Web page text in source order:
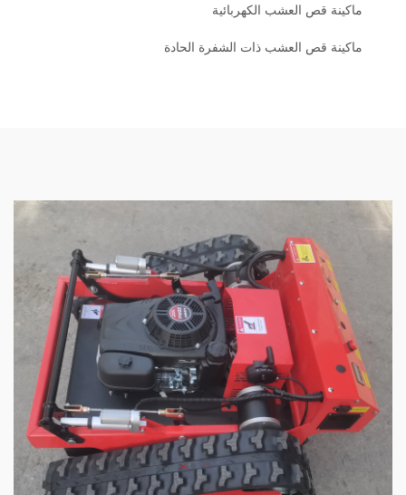
ماكينة قص العشب الكهربائية
ماكينة قص العشب ذات الشفرة الحادة